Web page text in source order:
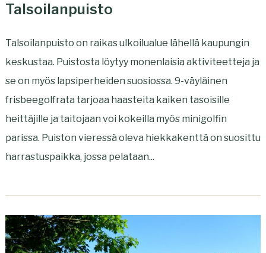
Talsoilanpuisto
Talsoilanpuisto on raikas ulkoilualue lähellä kaupungin
keskustaa. Puistosta löytyy monenlaisia aktiviteetteja ja
se on myös lapsiperheiden suosiossa. 9-väyläinen
frisbeegolfrata tarjoaa haasteita kaiken tasoisille
heittäjille ja taitojaan voi kokeilla myös minigolfin
parissa. Puiston vieressä oleva hiekkakenttä on suosittu
harrastuspaikka, jossa pelataan...